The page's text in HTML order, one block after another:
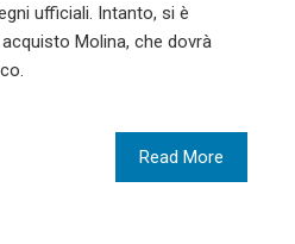
ufficiali. Intanto, si è
Molina, che dovrà
Read More